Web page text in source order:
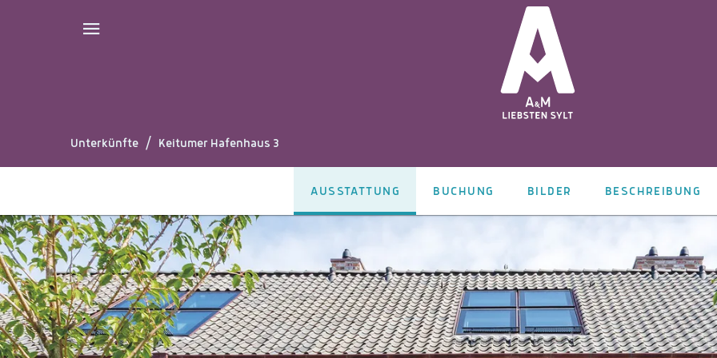
Unterkünfte / Keitumer Hafenhaus 3
AUSSTATTUNG BUCHUNG BILDER BESCHREIBUNG